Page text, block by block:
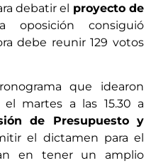
debatir el proyecto de
consiguió
debe reunir 129 votos
que idearon
martes a las 15.30 a
de Presupuesto y
el dictamen para el
en tener un amplio